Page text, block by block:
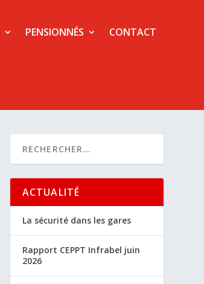
PENSIONNÉS CONTACT
ACTUALITÉ
La sécurité dans les gares
Rapport CEPPT Infrabel juin
2026